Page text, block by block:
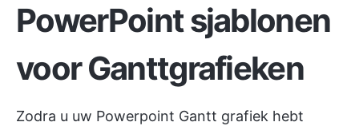
PowerPoint sjablonen
voor Ganttgrafieken
Zodra u uw Powerpoint Gantt grafiek hebt